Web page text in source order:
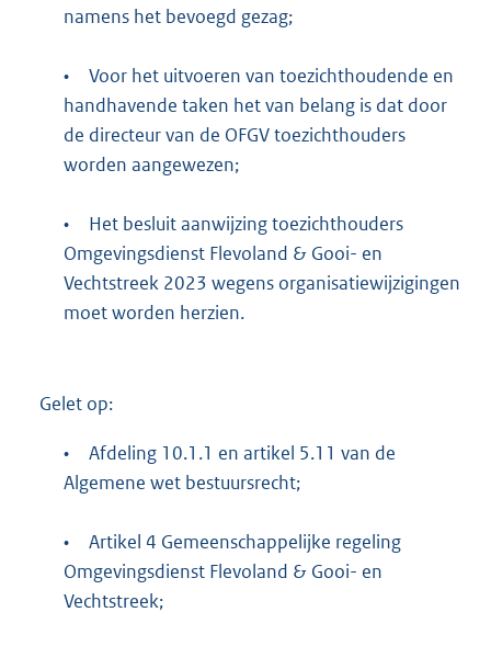
namens het bevoegd gezag;
•
Voor het uitvoeren van toezichthoudende en
handhavende taken het van belang is dat door
de directeur van de OFGV toezichthouders
worden aangewezen;
•
Het besluit aanwijzing toezichthouders
Omgevingsdienst Flevoland & Gooi- en
Vechtstreek 2023 wegens organisatiewijzigingen
moet worden herzien.
Gelet op:
•
Afdeling 10.1.1 en artikel 5.11 van de
Algemene wet bestuursrecht;
•
Artikel 4 Gemeenschappelijke regeling
Omgevingsdienst Flevoland & Gooi- en
Vechtstreek;